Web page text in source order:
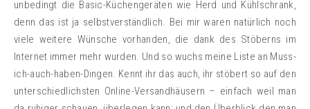
unbedingt die Basic-Küchengeräten wie Herd und Kühlschrank,
denn das ist ja selbstverständlich. Bei mir waren natürlich noch
viele weitere Wünsche vorhanden, die dank des Stöberns im
Internet immer mehr wurden. Und so wuchs meine Liste an Muss-
ich-auch-haben-Dingen. Kennt ihr das auch, ihr stöbert so auf den
unterschiedlichsten Online-Versandhäusern – einfach weil man